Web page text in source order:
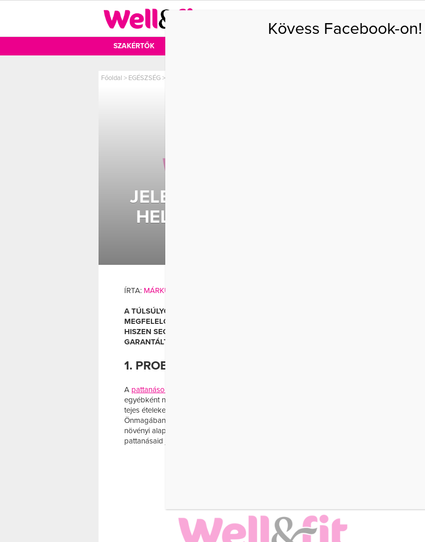
SZAKÉRTŐK
Főoldal > EGÉSZSÉG>
JELEK A KÜLSŐDÖN, AMELYEK
HELYTELEN TÁPLÁLKOZÁSRA
ÍRTA: MÁRKUS ADRIENN
A TÚLSÚLYON KÍVÜL SZÁMOS EGYÉB JELE LEHET ANNAK, HA VALAKI NEM
MEGFELELŐEN TÁPLÁLKOZIK. EGY PRÓBÁT MEGÉR AZ ÉLETMÓDVÁLTÁS,
HISZEN SEGÍTSÉGÉVEL NEMCSAK AZ EGÉSZSÉG ÉS A KARCSÚ ALAK
GARANTÁLT, HANEM AZ ESZTÉTIKUSABB KÜLSŐ IS.
1. PROBLÉMÁS BŐR
A pattanások
egyébként nem szenvednek ételintoleranciában. A lisztes, cukros, de elsősorban
tejes ételeket szokták elsősorban okolni a gyakori bőrproblémák kialakulásáért.
Önmagában a laktózmentes termékek nem jelentenek megoldást, érdemes
növényi alapú tejre és termékekre váltani, ha gyanúd szerint ezek okozzák
pattanásaid java részét.
Kövess Facebook-on!